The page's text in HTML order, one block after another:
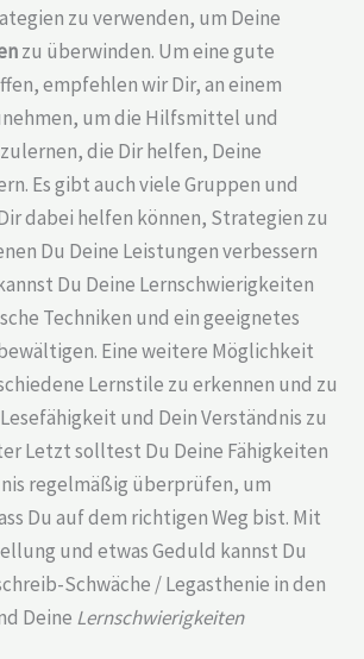
zu verwenden, um Deine
zu überwinden. Um eine gute
empfehlen wir Dir, an einem
um die Hilfsmittel und
die Dir helfen, Deine
Es gibt auch viele Gruppen und
dabei helfen können, Strategien zu
Du Deine Leistungen verbessern
Du Deine Lernschwierigkeiten
Techniken und ein geeignetes
Eine weitere Möglichkeit
Lernstile zu erkennen und zu
und Dein Verständnis zu
Letzt solltest Du Deine Fähigkeiten
regelmäßig überprüfen, um
Du auf dem richtigen Weg bist. Mit
und etwas Geduld kannst Du
Schwäche / Legasthenie in den
Deine Lernschwierigkeiten